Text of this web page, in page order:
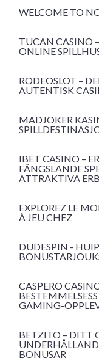
WELCOME TO
TUCAN CASINO
ONLINE
RODEOSLOT –
AUTENTISK
MADJOKER
IBET CASINO –
FÄNGSLANDE
ATTRAKTIVA
EXPLOREZ LE
À JEU CHEZ
DUDESPIN -
CASPERO
GAMING-
BETZITO – DITT
BONUSAR